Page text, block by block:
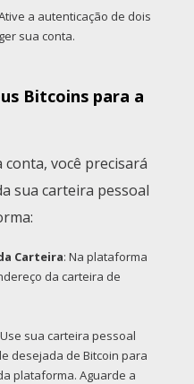
a autenticação de dois
sua conta.
Bitcoins para a
você precisará
sua carteira pessoal
Carteira: Na plataforma
da carteira de
sua carteira pessoal
desejada de Bitcoin para
plataforma. Aguarde a